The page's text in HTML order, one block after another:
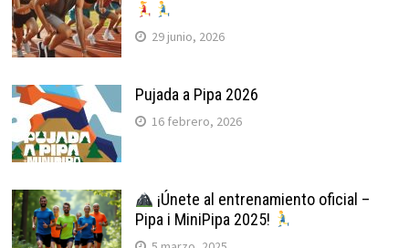
29 junio, 2026
Pujada a Pipa 2026
16 febrero, 2026
¡Únete al entrenamiento oficial –
Pipa i MiniPipa 2025!